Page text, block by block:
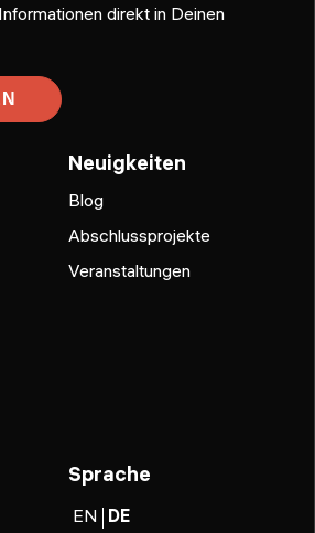
direkt in Deinen
Neuigkeiten
Blog
Abschlussprojekte
Veranstaltungen
Sprache
EN DE